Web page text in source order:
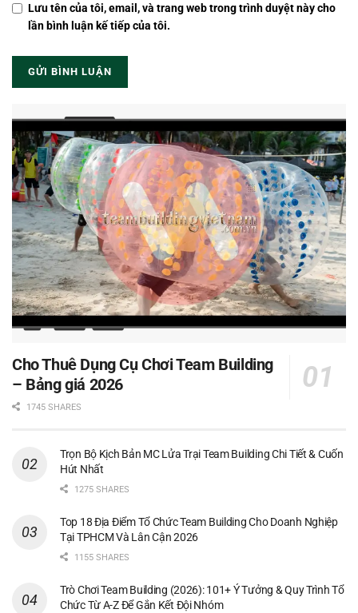
Lưu tên của tôi, email, và trang web trong trình duyệt này cho
lần bình luận kế tiếp của tôi.
Cho Thuê Dụng Cụ Chơi Team Building
– Bảng giá 2026
1745 SHARES
Trọn Bộ Kịch Bản MC Lửa Trại Team Building Chi Tiết & Cuốn
Hút Nhất
1275 SHARES
Top 18 Địa Điểm Tổ Chức Team Building Cho Doanh Nghiệp
Tại TPHCM Và Lân Cận 2026
1155 SHARES
Trò Chơi Team Building (2026): 101+ Ý Tưởng & Quy Trình Tổ
Chức Từ A-Z Để Gắn Kết Đội Nhóm